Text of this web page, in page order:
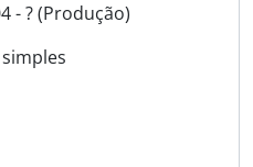
- ? (Produção)